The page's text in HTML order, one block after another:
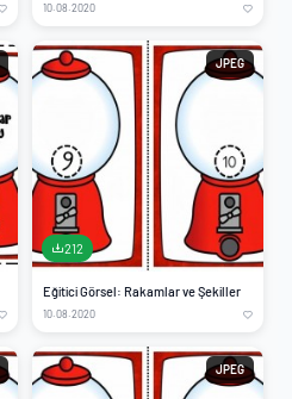
10.08.2020
JPEG
212
Eğitici Görsel: Rakamlar ve Şekiller
10.08.2020
JPEG